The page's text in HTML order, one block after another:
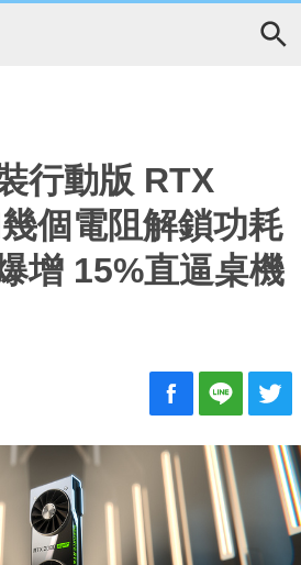
行動版 RTX
個電阻解鎖功耗
增 15%直逼桌機